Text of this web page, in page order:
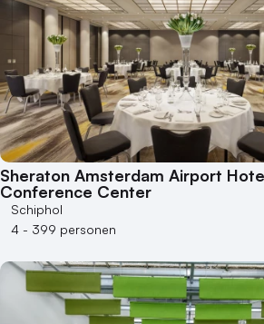
Sheraton Amsterdam Airport
Conference Center
Schiphol
4 - 399 personen